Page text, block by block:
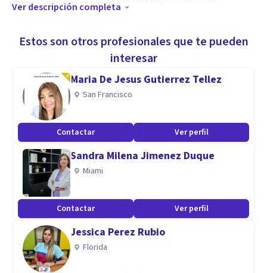
apoya en este proceso hacia un ser más centrado, fluido,
Especialidad
Sesiones en : English & Castellano
Terapia de Pareja & Individual : Terapia Gestalt : Mindfulness
: IFS ( sistema interna de familia)
Aptitudes
La diversidad de personas que he conocido y sus historias,
combinada con mi propia variedad de experiencias,
intereses y estudios.
Ver descripción completa
Estos son otros profesionales que te pueden
interesar
Maria De Jesus Gutierrez Tellez
San Francisco
Contactar Ver perfil
Sandra Milena Jimenez Duque
Miami
Contactar Ver perfil
Jessica Perez Rubio
Florida